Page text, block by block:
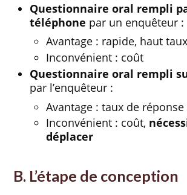
Questionnaire oral rempli
téléphone par un enquêteur :
Avantage : rapide, haut
Inconvénient : coût
Questionnaire oral rempli
par l’enquêteur :
Avantage : taux de
Inconvénient : coût,
déplacer
B. L’étape de conception